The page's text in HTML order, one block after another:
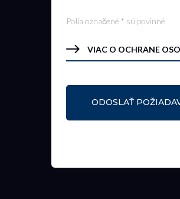
Polia označené * sú povinné
VIAC O OCHRANE